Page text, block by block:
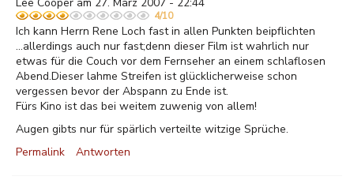
4/10
Ich kann Herrn Rene Loch fast in allen Punkten beipflichten
...allerdings auch nur fast;denn dieser Film ist wahrlich nur
etwas für die Couch vor dem Fernseher an einem schlaflosen
Abend.Dieser lahme Streifen ist glücklicherweise schon
vergessen bevor der Abspann zu Ende ist.
Fürs Kino ist das bei weitem zuwenig von allem!
Augen gibts nur für spärlich verteilte witzige Sprüche.
Permalink
Antworten